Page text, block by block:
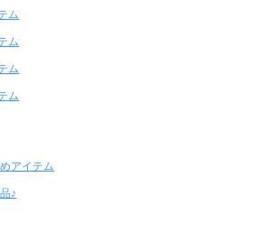
ム
ム
ム
ム
アイテム
♪